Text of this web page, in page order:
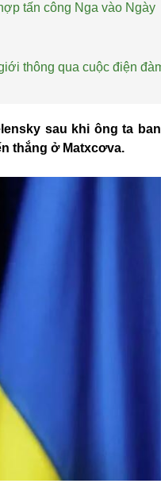
tấn công Nga vào Ngày
thông qua cuộc điện
sau khi ông ta ban
thắng ở Matxcơva.